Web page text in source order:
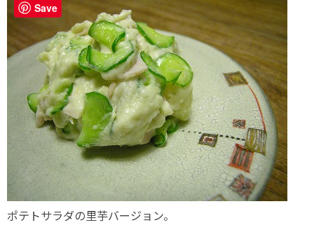
ポテトサラダの里芋バージョン。
Save